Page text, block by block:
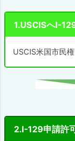
1.USCISへI-
USCIS米国市民
2.I-129申請許